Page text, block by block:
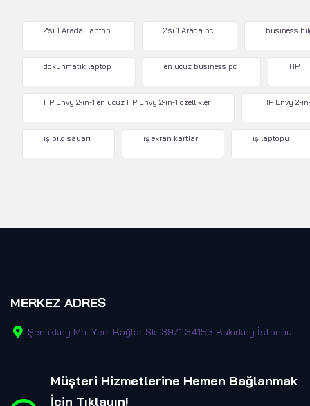
2'si 1 Arada Laptop 2'si 1 Arada pc business
dokunmatik laptop en ucuz business pc HP
HP Envy 2-in-1 en ucuz HP Envy 2-in-1 özellikler HP Envy 2-
iş bilgisayarı iş ekran kartları iş laptopu
MERKEZ ADRES
Şenlikköy Mh. Yeni Bağlar Sk. 39/1 34153 Bakırköy İstanbul
Müşteri Hizmetlerine Hemen Bağlanmak
İçin Tıklayın!